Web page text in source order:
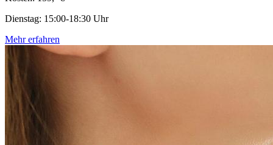
Dienstag: 15:00-18:30 Uhr
Mehr erfahren